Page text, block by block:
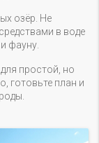
озёр. Не
в воде
фауну.
простой, но
готовьте план и